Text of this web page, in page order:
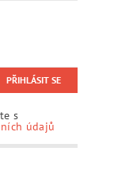
s
údajů